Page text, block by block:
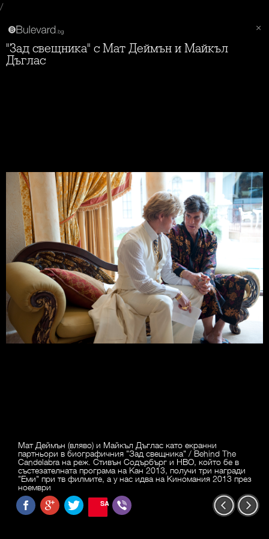
/
"Зад свещника" с Мат Деймън и Майкъл
Дъглас
Мат Деймън (вляво) и Майкъл Дъглас като екранни
партньори в биографичния "Зад свещника" / Behind The
Candelabra на реж. Стивън Содърбърг и HBO, който бе в
състезателната програма на Кан 2013, получи три награди
"Еми" при тв филмите, а у нас идва на Киномания 2013 през
ноември
SAVE